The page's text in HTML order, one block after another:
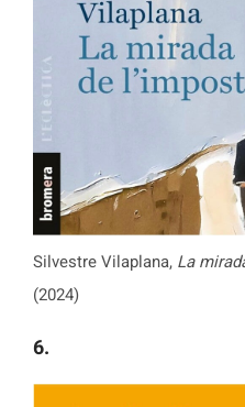
Silvestre Vilaplana, La
(2024)
6.